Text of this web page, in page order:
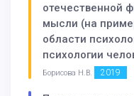
отечественной
мысли (на
области
психологии
Борисова Н.В. 2019